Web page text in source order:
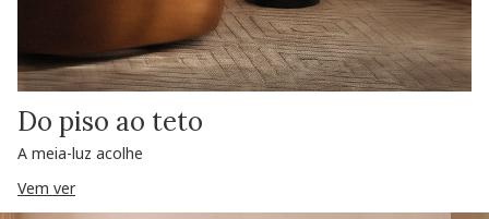
Do piso ao teto
A meia-luz acolhe
Vem ver